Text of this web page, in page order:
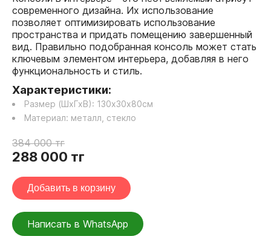
современного дизайна. Их использование
позволяет оптимизировать использование
пространства и придать помещению завершенный
вид. Правильно подобранная консоль может стать
ключевым элементом интерьера, добавляя в него
функциональность и стиль.
Характеристики:
Размер (ШхГхВ): 130х30х80см
Материал: металл, стекло
384 000тг
288 000 тг
Добавить в корзину
Написать в WhatsApp